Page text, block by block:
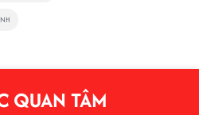
QUAN TÂM